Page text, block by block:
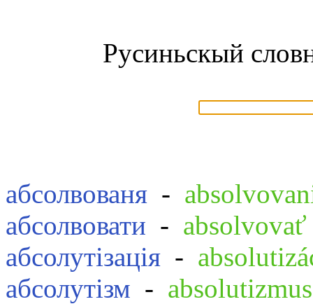
Русиньскый
абсолвованя -
абсолвовати - absolvovať
абсолутізація -
абсолутізм - absolutizmus